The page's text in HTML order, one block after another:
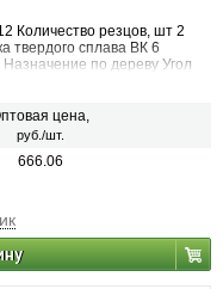
Количество резцов, шт 2
твердого сплава ВК 6
по дереву Угол
цена,
руб./шт.
666.06